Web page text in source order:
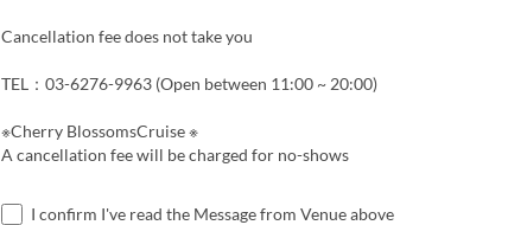
Cancellation fee does not take you
TEL：03-6276-9963 (Open between 11:00 ~ 20:00)
※Cherry BlossomsCruise ※
A cancellation fee will be charged for no-shows
I confirm I've read the Message from Venue above